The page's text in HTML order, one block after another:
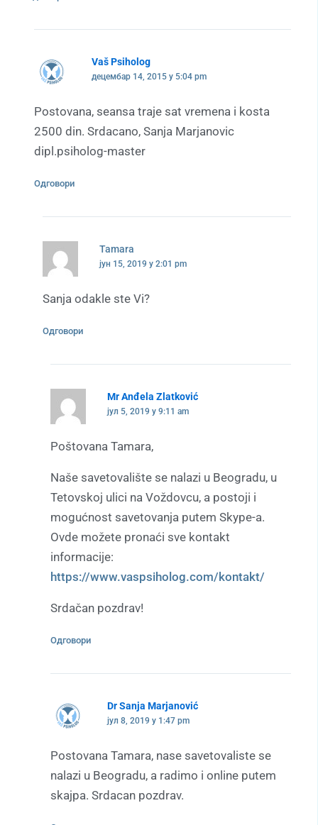
Vaš Psiholog
децембар 14, 2015 у 5:04 pm
Postovana, seansa traje sat vremena i kosta
2500 din. Srdacano, Sanja Marjanovic
dipl.psiholog-master
Одговори
Tamara
јун 15, 2019 у 2:01 pm
Sanja odakle ste Vi?
Одговори
Mr Anđela Zlatković
јул 5, 2019 у 9:11 am
Poštovana Tamara,
Naše savetovalište se nalazi u Beogradu, u
Tetovskoj ulici na Voždovcu, a postoji i
mogućnost savetovanja putem Skype-a.
Ovde možete pronaći sve kontakt
informacije:
https://www.vaspsiholog.com/kontakt/
Srdačan pozdrav!
Одговори
Dr Sanja Marjanović
јул 8, 2019 у 1:47 pm
Postovana Tamara, nase savetovaliste se
nalazi u Beogradu, a radimo i online putem
skajpa. Srdacan pozdrav.